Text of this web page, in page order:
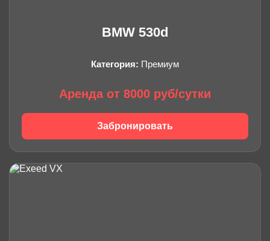
BMW 530d
Категория: Премиум
Аренда от 8000 руб/сутки
Забронировать